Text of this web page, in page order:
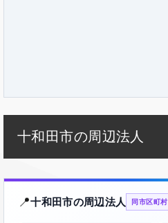
十和田市の周辺法人
📍十和田市の周辺法人 同市区町村